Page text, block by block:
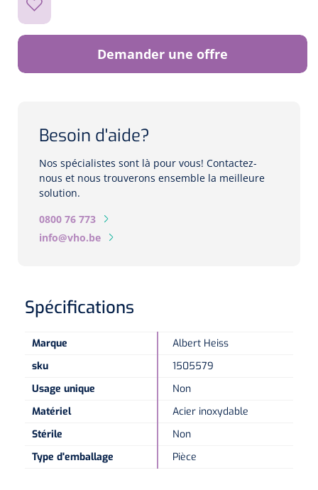
Biomètres
Caméras de fond d'œil
Pachimètres
Echo
Lampe à fente
Microscopes spéculaires
Écrans d'optotypes
Lasers
Demander une offre
Besoin d'aide?
Nos spécialistes sont là pour vous! Contactez-
nous et nous trouverons ensemble la meilleure
solution.
0800 76 773
info@vho.be
Spécifications
Marque
Albert Heiss
sku
1505579
Usage unique
Non
Matériel
Acier inoxydable
Stérile
Non
Type d'emballage
Pièce